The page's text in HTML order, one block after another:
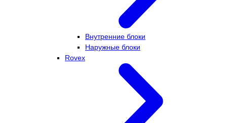
Внутренние блоки
Наружные блоки
Rovex